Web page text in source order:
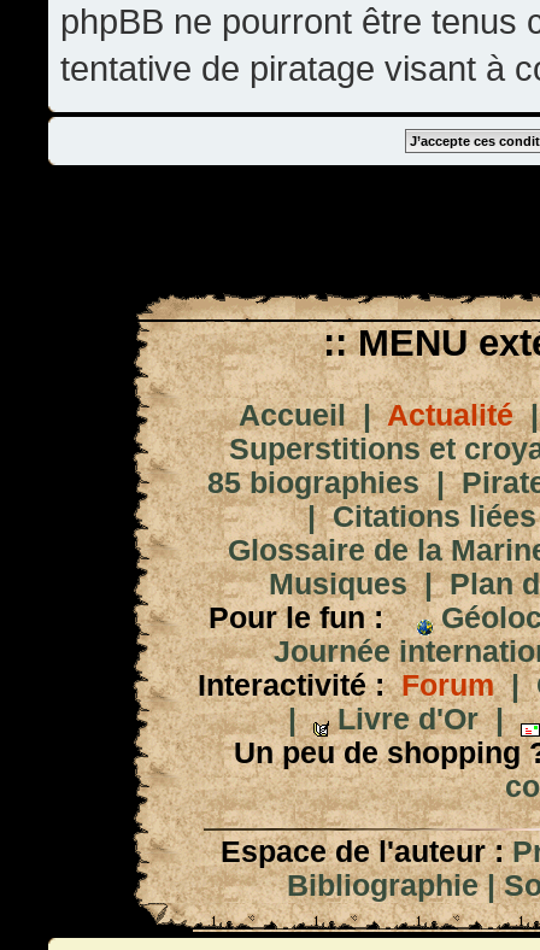
phpBB ne pourront être tenus
tentative de piratage visant à
:: MENU
Accueil|Actualité
Superstitions et
85 biographies|
|Citations
Glossaire de la
Musiques|Plan
Pour le fun :
Journée
Interactivité : Forum|
|
Livre d'Or|
Un peu de shopping
Espace de l'auteur :
Bibliographie|